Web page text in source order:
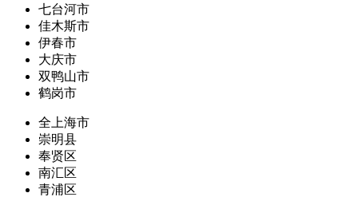
七台河市
佳木斯市
伊春市
大庆市
双鸭山市
鹤岗市
全上海市
崇明县
奉贤区
南汇区
青浦区